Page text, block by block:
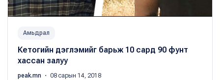
Амьдрал
Кетогийн дэглэмийг барьж 10 сард 90 фунт
хассан залуу
peak.mn ・ 08 сарын 14, 2018